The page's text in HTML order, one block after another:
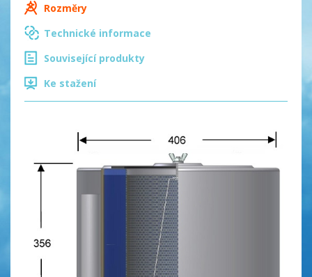
Rozměry
Technické informace
Související produkty
Ke stažení